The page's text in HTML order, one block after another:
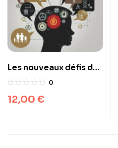
Les nouveaux défis de
l’éducation
0
12,00 €